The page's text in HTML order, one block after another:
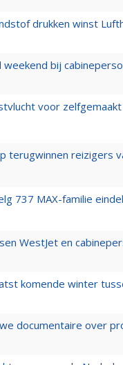
drukken winst
bij
voor
terugwinnen reizigers
737 MAX-familie
WestJet en
komende winter
documentaire over